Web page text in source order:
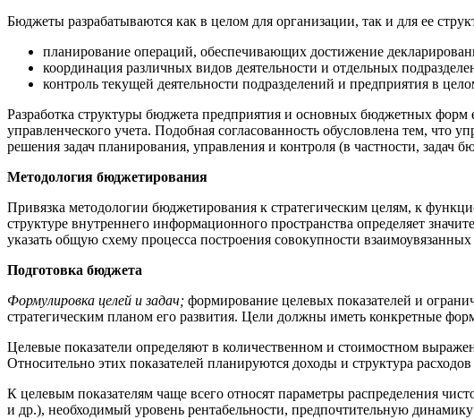
Бюджеты разрабатываются как в целом для организации, так и для ее
планирование операций, обеспечивающих достижение
координация различных видов деятельности и отдельных
контроль текущей деятельности подразделений и предприятия в
Разработка структуры бюджета предприятия и основных бюджетных
управленческого учета. Подобная согласованность обусловлена тем,
решения задач планирования, управления и контроля (в частности, задач
Методология бюджетирования
Привязка методологии бюджетирования к стратегическим целям, к
структуре внутреннего информационного пространства определяет
указать общую схему процесса построения совокупности
Подготовка бюджета
Формулировка целей и задач; формирование целевых показателей и
стратегическим планом его развития. Цели должны иметь конкретные
Целевые показатели определяют в количественном и стоимостном
Относительно этих показателей планируются доходы и структура
К целевым показателям чаще всего относят параметры распределения
и др.), необходимый уровень рентабельности, предпочтительную